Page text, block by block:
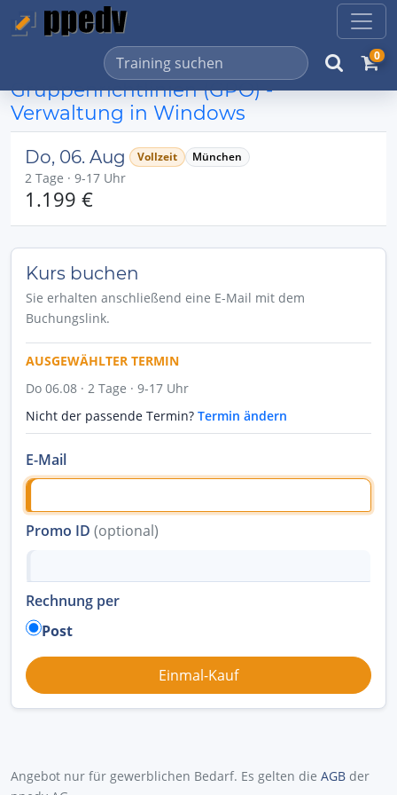
0
Gruppenrichtlinien (GPO) -
Verwaltung in Windows
Do, 06. Aug Vollzeit München
2 Tage · 9-17 Uhr
1.199 €
Kurs buchen
Sie erhalten anschließend eine E-Mail mit dem
Buchungslink.
AUSGEWÄHLTER TERMIN
Do 06.08 · 2 Tage · 9-17 Uhr
Nicht der passende Termin? Termin ändern
E-Mail
Promo ID (optional)
Rechnung per
Post
Angebot nur für gewerblichen Bedarf. Es gelten die AGB der